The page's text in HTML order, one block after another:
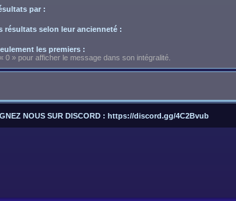
par :
résultats selon leur ancienneté :
les premiers :
0 » pour afficher le message dans son intégralité.
NOUS SUR DISCORD : https://discord.gg/4C2Bvub